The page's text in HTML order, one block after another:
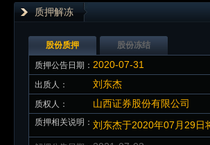
质押解冻
股份质押 股份冻结
质押公告日期： 2020-07-31
出质人： 刘东杰
质权人： 山西证券股份有限公司
质押相关说明： 刘东杰于2020年07月29日